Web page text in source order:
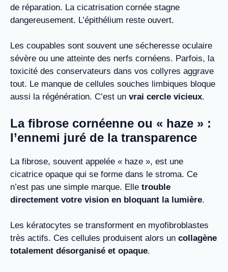
de réparation. La cicatrisation cornée stagne
dangereusement. L’épithélium reste ouvert.
Les coupables sont souvent une sécheresse oculaire
sévère ou une atteinte des nerfs cornéens. Parfois, la
toxicité des conservateurs dans vos collyres aggrave
tout. Le manque de cellules souches limbiques bloque
aussi la régénération. C’est un vrai cercle vicieux.
La fibrose cornéenne ou « haze » :
l’ennemi juré de la transparence
La fibrose, souvent appelée « haze », est une
cicatrice opaque qui se forme dans le stroma. Ce
n’est pas une simple marque. Elle trouble
directement votre vision en bloquant la lumière.
Les kératocytes se transforment en myofibroblastes
très actifs. Ces cellules produisent alors un collagène
totalement désorganisé et opaque.